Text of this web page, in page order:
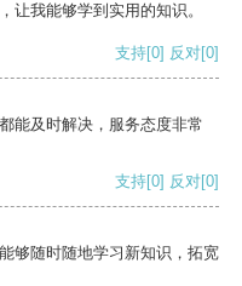
让我能够学到实用的知识。
支持[0] 反对[0]
能及时解决，服务态度非常
支持[0] 反对[0]
够随时随地学习新知识，拓宽